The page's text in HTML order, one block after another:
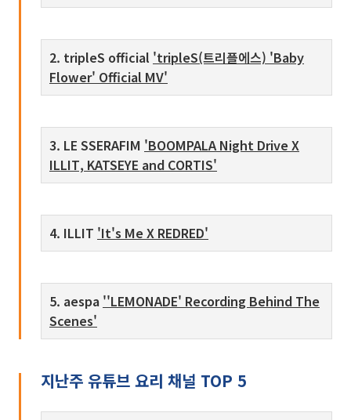
2. tripleS official 'tripleS(트리플에스) 'Baby
Flower' Official MV'
3. LE SSERAFIM 'BOOMPALA Night Drive X
ILLIT, KATSEYE and CORTIS'
4. ILLIT 'It's Me X REDRED'
5. aespa ''LEMONADE' Recording Behind The
Scenes'
지난주 유튜브 요리 채널 TOP 5